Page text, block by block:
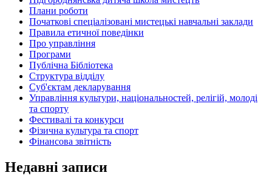
Плани роботи
Початкові спеціалізовані мистецькі навчальні заклади
Правила етичної поведінки
Про управління
Програми
Публічна Бібліотека
Структура відділу
Суб'єктам декларування
Управління культури, національностей, релігій, молоді
та спорту
Фестивалі та конкурси
Фізична культура та спорт
Фінансова звітність
Недавні записи